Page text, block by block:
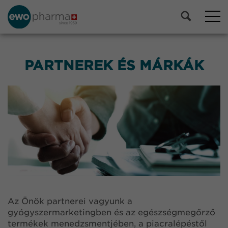
PARTNEREK ÉS MÁRKÁK
Az Önök partnerei vagyunk a
gyógyszermarketingben és az egészségmegőrző
termékek menedzsmentjében, a piacralépéstől